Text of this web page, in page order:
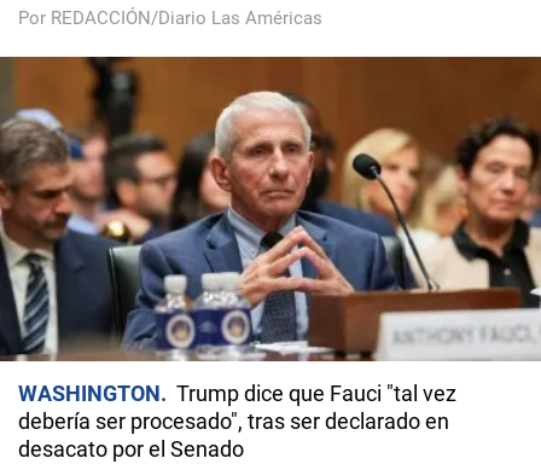
Por REDACCIÓN/Diario Las Américas
WASHINGTON
Trump dice que Fauci "tal vez
debería ser procesado", tras ser declarado en
desacato por el Senado